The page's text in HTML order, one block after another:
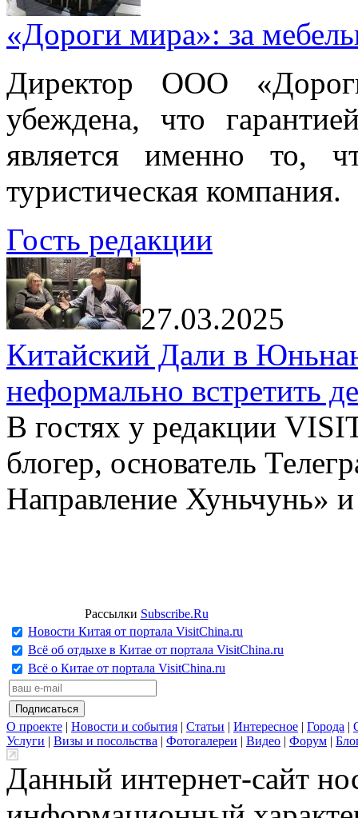
«Дороги мира»: за
Директор ООО
убеждена, что
является именно то,
туристическая компания.
Гость редакции
27.03.2025
Китайский Дали в
неформально встретить
В гостях у редакции
блогер, основатель
Направление Хуньчунь»
Рассылки Subscribe.Ru
Новости Китая от портала VisitChina.ru
Всё об отдыхе в Китае от портала VisitChina.ru
Всё о Китае от портала VisitChina.ru
О проекте | Новости и события | Статьи | Интересное | Города |
Услуги | Визы и посольства | Фотогалереи | Видео | Форум |
Данный интернет-сайт